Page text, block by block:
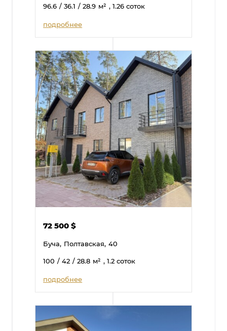
96.6 / 36.1 / 28.9 м² , 1.26 соток
подробнее
72 500$
Буча, Полтавская, 40
100 / 42 / 28.8 м² , 1.2 соток
подробнее